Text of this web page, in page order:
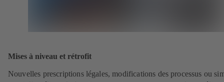
Mises à niveau et rétrofit
Nouvelles prescriptions légales, modifications des processus ou